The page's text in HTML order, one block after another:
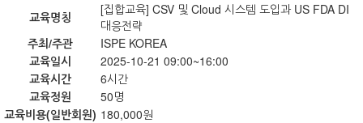
교육명칭
[집합교육] CSV 및 Cloud 시스템 도입과 US FDA DI
대응전략
주최/주관
ISPE KOREA
교육일시
2025-10-21 09:00~16:00
교육시간
6시간
교육정원
50명
교육비용(일반회원) 180,000원